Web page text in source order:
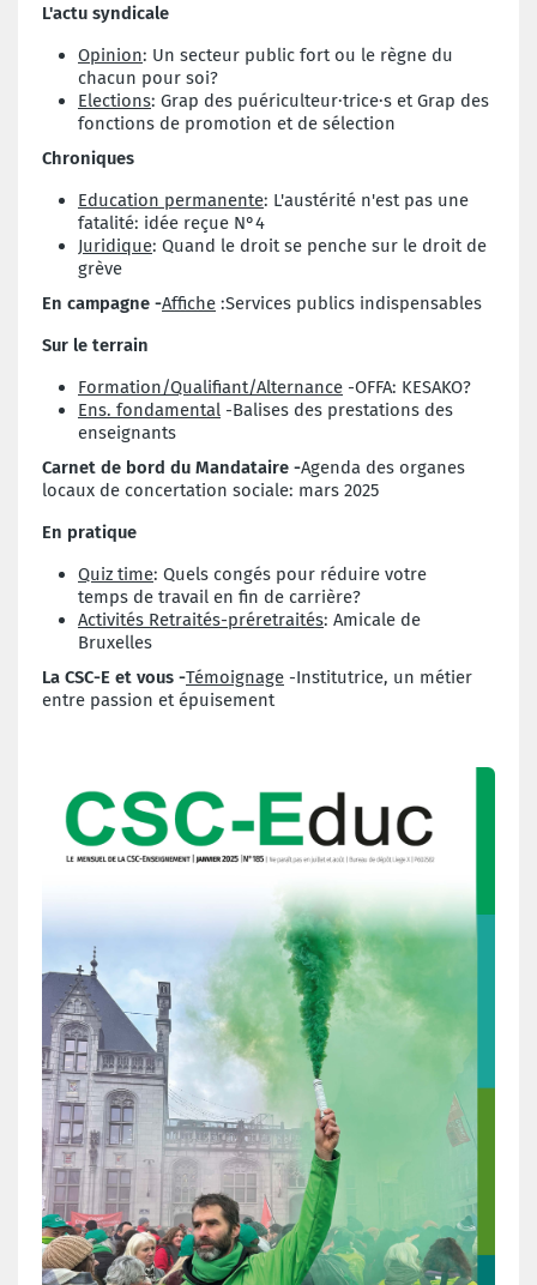
L'actu syndicale
Opinion: Un secteur public fort ou le règne du
chacun pour soi?
Elections: Grap des puériculteur·trice·s et Grap des
fonctions de promotion et de sélection
Chroniques
Education permanente: L'austérité n'est pas une
fatalité: idée reçue N°4
Juridique: Quand le droit se penche sur le droit de
grève
En campagne -Affiche :Services publics indispensables
Sur le terrain
Formation/Qualifiant/Alternance -OFFA: KESAKO?
Ens. fondamental -Balises des prestations des
enseignants
Carnet de bord du Mandataire -Agenda des organes
locaux de concertation sociale: mars 2025
En pratique
Quiz time: Quels congés pour réduire votre
temps de travail en fin de carrière?
Activités Retraités-préretraités: Amicale de
Bruxelles
La CSC-E et vous -Témoignage -Institutrice, un métier
entre passion et épuisement